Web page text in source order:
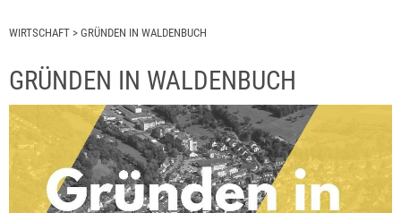
WIRTSCHAFT > GRÜNDEN IN WALDENBUCH
GRÜNDEN IN WALDENBUCH